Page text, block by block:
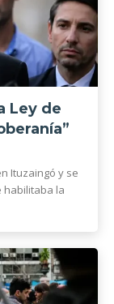
Ley de
Ituzaingó y se
habilitaba la